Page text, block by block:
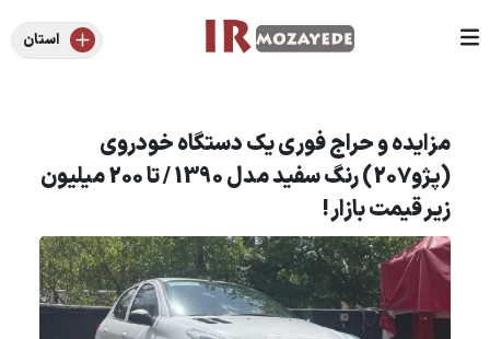
استان
مزایده و حراج فوری یک دستگاه خودروی
(پژو207) رنگ سفيد مدل 1390 / تا 200 میلیون
زیر قیمت بازار !